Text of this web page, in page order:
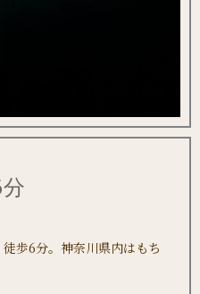
歩6分。神奈川県内はもち